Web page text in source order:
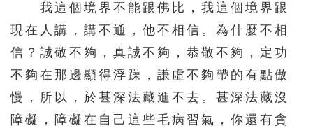
我這個境界不能跟佛比，我這個境界跟
現在人講，講不通，他不相信。為什麼不相
信？誠敬不夠，真誠不夠，恭敬不夠，定功
不夠在那邊顯得浮躁，謙虛不夠帶的有點傲
慢，所以，於甚深法藏進不去。甚深法藏沒
障礙，障礙在自己這些毛病習氣，你還有貪